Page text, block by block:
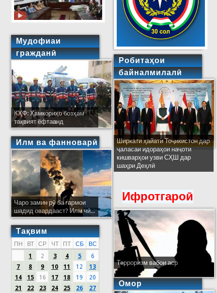
Мудофиаи
гражданӣ
КҲФ: Ҳамкориҳо бозҳам
тақвият ёфтаанд
Илм ва фанноварӣ
Чаро замин рӯ ба гармои
шадид овардааст? Илм чӣ...
Тақвим
ПН ВТ СР ЧТ ПТ СБ
ВС
1
2 3 4 5
6
7
8 9 10 11 12
13
14
15 16 17 18 19
20
21
22 23 24 25 26
27
Робитаҳои
байналмилалӣ
Ширкати ҳайати Тоҷикистон дар
ҷаласаи идораҳои наҷоти
кишварҳои узви СҲШ дар
шаҳри Деҳлӣ
Ифротгароӣ
Терроризм вабои аср
Омор